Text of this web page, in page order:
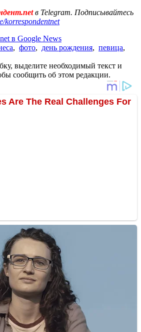
в Telegram. Подписывайтесь
korrespondentnet
в Google News
, фото, день рождения, певица,
выделите необходимый текст и
сообщить об этом редакции.